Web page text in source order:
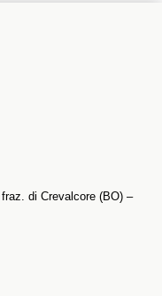
di Crevalcore (BO) –